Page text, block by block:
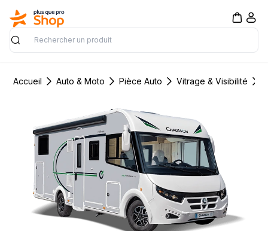
Rechercher
Accueil Auto & Moto Pièce Auto Vitrage & Visibilité